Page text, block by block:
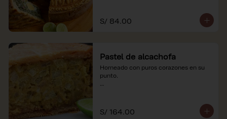
S/ 84.00
Pastel de alcachofa
Horneado con puros corazones en su
punto.
S/ 164.00